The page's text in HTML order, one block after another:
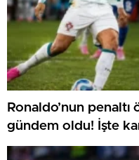
Ronaldo’nun
gündem oldu! İşte
görüntü…